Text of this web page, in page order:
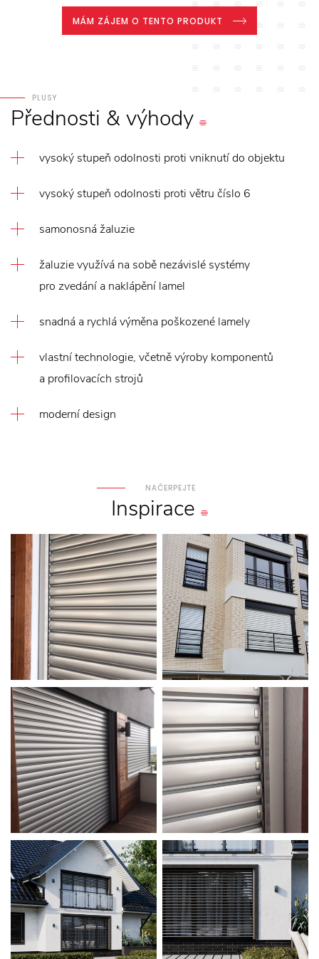
MÁM ZÁJEM O TENTO PRODUKT
PLUSY
Přednosti &výhody
vysoký stupeň odolnosti proti vniknutí do objektu
vysoký stupeň odolnosti proti větru číslo 6
samonosná žaluzie
žaluzie využívá na sobě nezávislé systémy
pro zvedání a naklápění lamel
snadná a rychlá výměna poškozené lamely
vlastní technologie, včetně výroby komponentů
a profilovacích strojů
moderní design
NAČERPEJTE
Inspirace